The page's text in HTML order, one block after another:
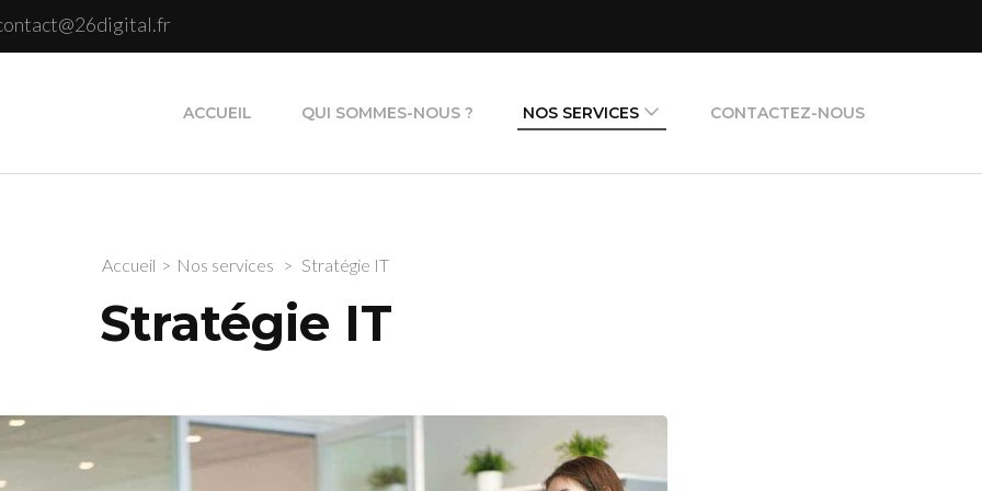
ACCUEIL QUI SOMMES-NOUS ? NOS SERVICES CONTACTEZ-NOUS
Accueil > Nos services > Stratégie IT
Stratégie IT